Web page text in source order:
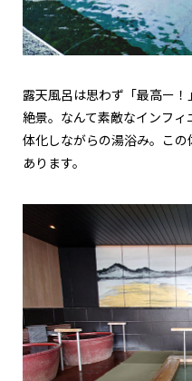
露天風呂は思わず「最高ー
絶景。なんて素敵なインフ
体化しながらの湯浴み。こ
あります。